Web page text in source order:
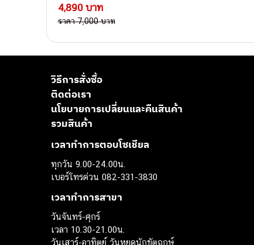
4,890 บาท
ราคา 7,000 บาท
วิธีการสั่งซื้อ
ติดต่อเรา
นโยบายการเปลี่ยนและคืนสินค้า
รวมสินค้า
เวลาทำการตอบโซเชียล
ทุกวัน 9.00-24.00น.
เบอร์โทรด่วน 082-331-3830
เวลาทำการสาขา
วันจันทร์-ศุกร์
เวลา 10.30-21.00น.
วันเสาร์-อาทิตย์ วันหยุดนักขัตฤกษ์